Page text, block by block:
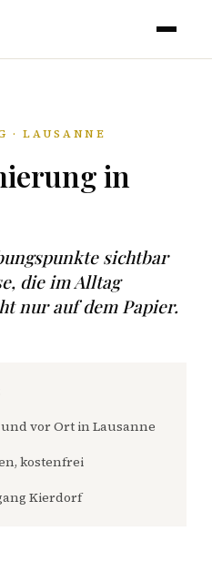
· LAUSANNE
in
sichtbar
die im Alltag
nur auf dem Papier.
vor Ort in Lausanne
kostenfrei
Kierdorf